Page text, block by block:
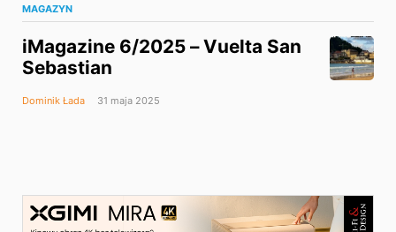
MAGAZYN
iMagazine 6/2025 – Vuelta San
Sebastian
Dominik Łada 31 maja 2025